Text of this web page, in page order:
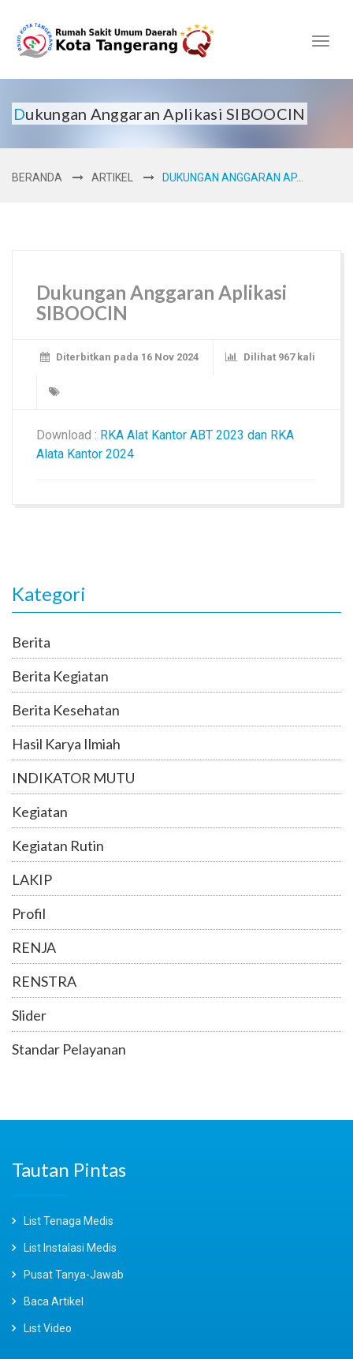
Toggle
Dukungan Anggaran Aplikasi SIBOOCIN
BERANDA ARTIKEL DUKUNGAN ANGGARAN AP...
Dukungan Anggaran Aplikasi
SIBOOCIN
Diterbitkan pada 16 Nov 2024 Dilihat 967 kali
Download : RKA Alat Kantor ABT 2023 dan RKA
Alata Kantor 2024
Kategori
Berita
Berita Kegiatan
Berita Kesehatan
Hasil Karya Ilmiah
INDIKATOR MUTU
Kegiatan
Kegiatan Rutin
LAKIP
Profil
RENJA
RENSTRA
Slider
Standar Pelayanan
Tautan Pintas
List Tenaga Medis
List Instalasi Medis
Pusat Tanya-Jawab
Baca Artikel
List Video